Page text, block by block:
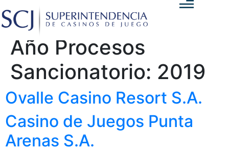
Año Procesos
Sancionatorio: 2019
Ovalle Casino Resort S.A.
Casino de Juegos Punta
Arenas S.A.